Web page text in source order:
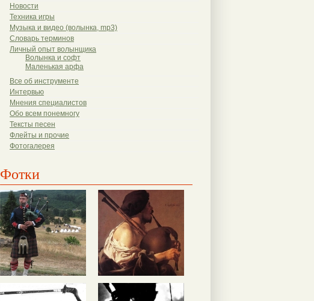
Новости
Техника игры
Музыка и видео (волынка, mp3)
Словарь терминов
Личный опыт волынщика
Волынка и софт
Маленькая арфа
Все об инструменте
Интервью
Мнения специалистов
Обо всем понемногу
Тексты песен
Флейты и прочие
Фотогалерея
Фотки